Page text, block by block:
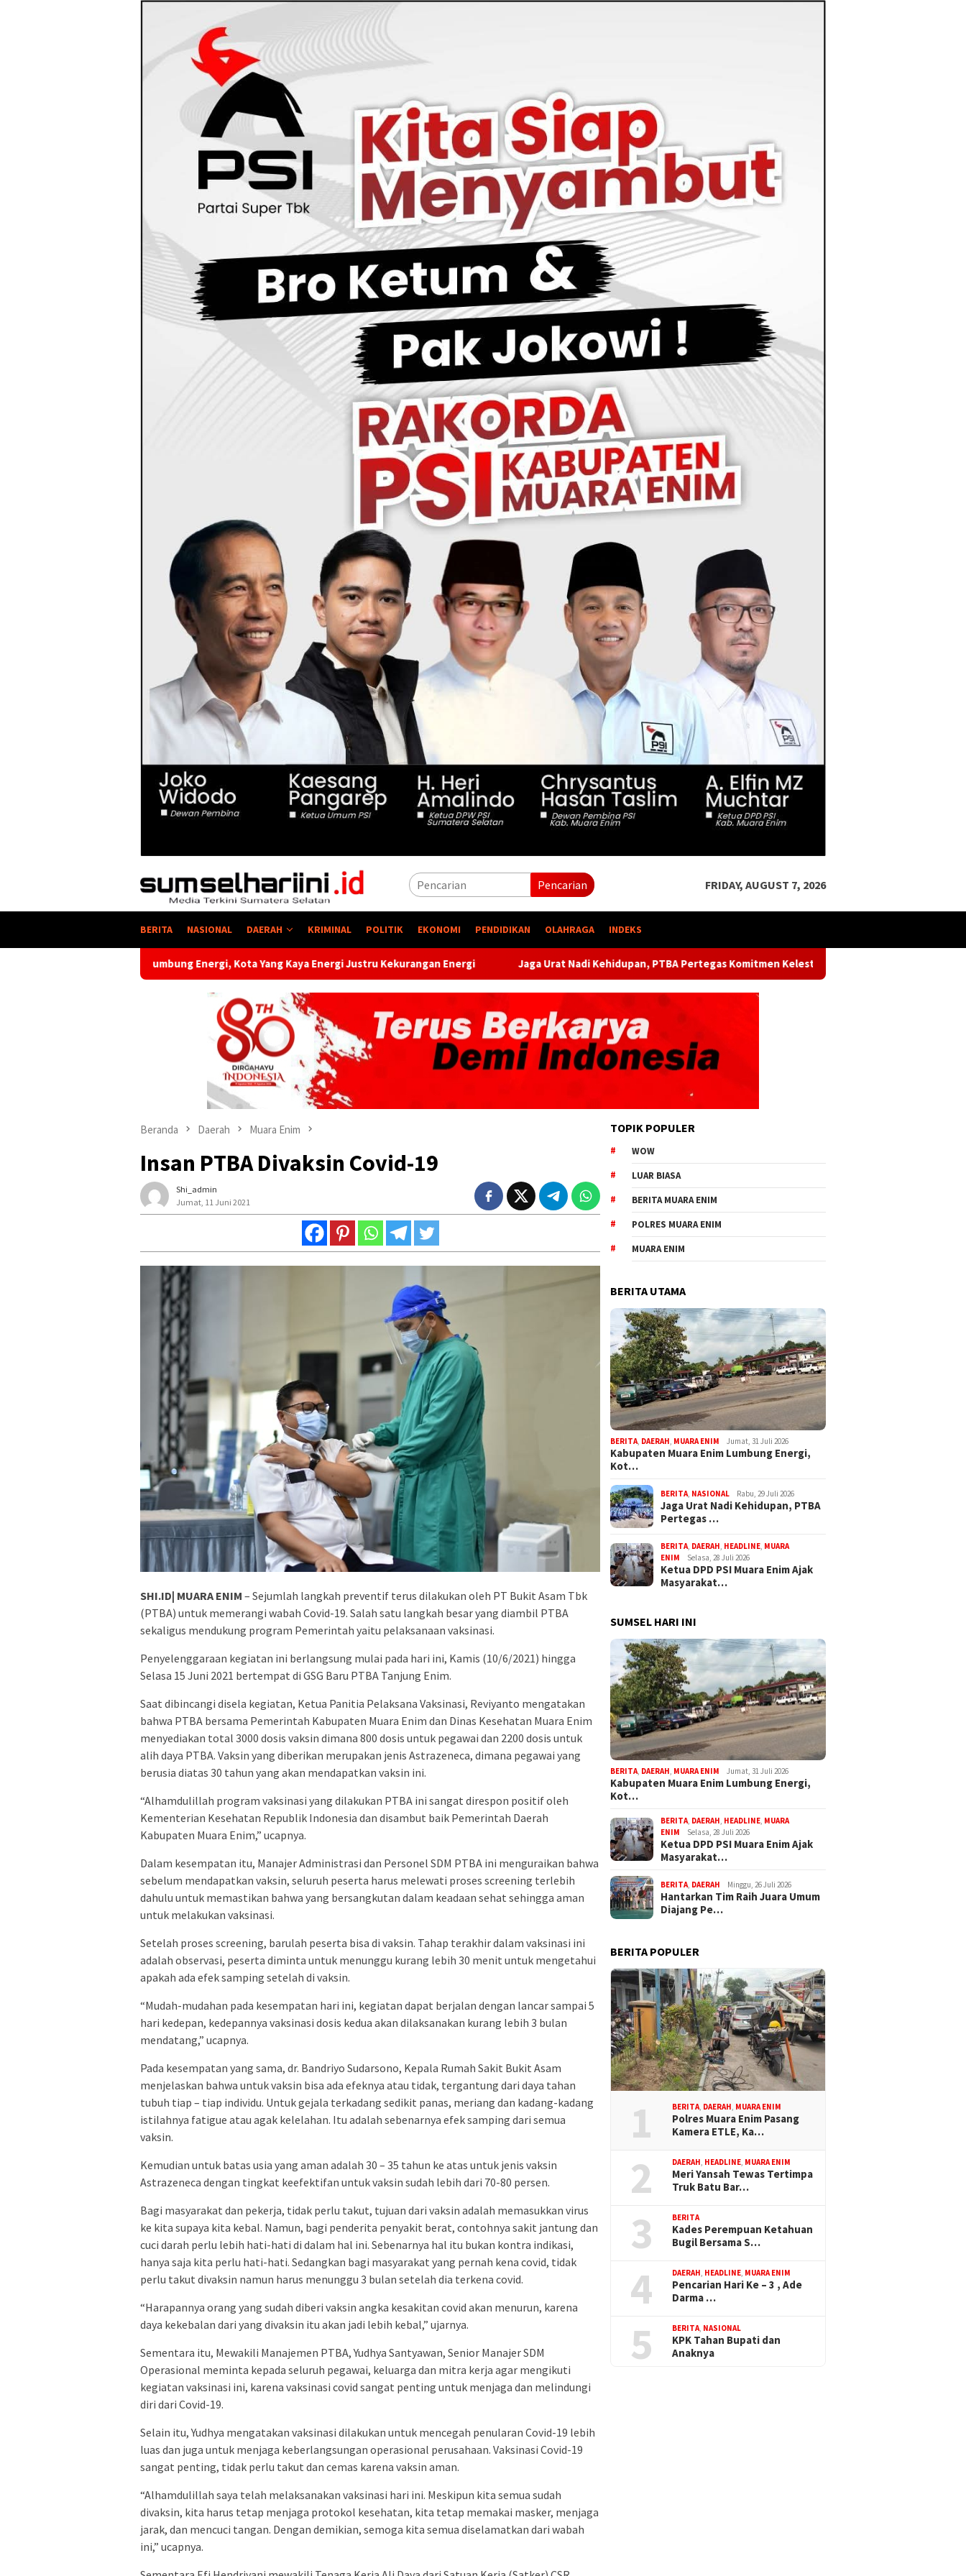
Pencarian FRIDAY, AUGUST 7, 2026
BERITA NASIONAL DAERAH KRIMINAL POLITIK EKONOMI PENDIDIKAN OLAHRAGA INDEKS
Lumbung Energi, Kota Yang Kaya Energi Justru Kekurangan Energi Jaga Urat Nadi Kehidupan, PTBA Pertegas Komitmen Kelestarian Sungai dalam Konferensi Sungai Indonesia 2026
Beranda Daerah Muara Enim
Insan PTBA Divaksin Covid-19
Shi_admin
Jumat, 11 Juni 2021
SHI.ID| MUARA ENIM – Sejumlah langkah preventif terus dilakukan oleh PT Bukit Asam Tbk
(PTBA) untuk memerangi wabah Covid-19. Salah satu langkah besar yang diambil PTBA
sekaligus mendukung program Pemerintah yaitu pelaksanaan vaksinasi.
Penyelenggaraan kegiatan ini berlangsung mulai pada hari ini, Kamis (10/6/2021) hingga
Selasa 15 Juni 2021 bertempat di GSG Baru PTBA Tanjung Enim.
Saat dibincangi disela kegiatan, Ketua Panitia Pelaksana Vaksinasi, Reviyanto mengatakan
bahwa PTBA bersama Pemerintah Kabupaten Muara Enim dan Dinas Kesehatan Muara Enim
menyediakan total 3000 dosis vaksin dimana 800 dosis untuk pegawai dan 2200 dosis untuk
alih daya PTBA. Vaksin yang diberikan merupakan jenis Astrazeneca, dimana pegawai yang
berusia diatas 30 tahun yang akan mendapatkan vaksin ini.
“Alhamdulillah program vaksinasi yang dilakukan PTBA ini sangat direspon positif oleh
Kementerian Kesehatan Republik Indonesia dan disambut baik Pemerintah Daerah
Kabupaten Muara Enim,” ucapnya.
Dalam kesempatan itu, Manajer Administrasi dan Personel SDM PTBA ini menguraikan bahwa
sebelum mendapatkan vaksin, seluruh peserta harus melewati proses screening terlebih
dahulu untuk memastikan bahwa yang bersangkutan dalam keadaan sehat sehingga aman
untuk melakukan vaksinasi.
Setelah proses screening, barulah peserta bisa di vaksin. Tahap terakhir dalam vaksinasi ini
adalah observasi, peserta diminta untuk menunggu kurang lebih 30 menit untuk mengetahui
apakah ada efek samping setelah di vaksin.
“Mudah-mudahan pada kesempatan hari ini, kegiatan dapat berjalan dengan lancar sampai 5
hari kedepan, kedepannya vaksinasi dosis kedua akan dilaksanakan kurang lebih 3 bulan
mendatang,” ucapnya.
Pada kesempatan yang sama, dr. Bandriyo Sudarsono, Kepala Rumah Sakit Bukit Asam
menjelaskan bahwa untuk vaksin bisa ada efeknya atau tidak, tergantung dari daya tahan
tubuh tiap – tiap individu. Untuk gejala terkadang sedikit panas, meriang dan kadang-kadang
istilahnya fatigue atau agak kelelahan. Itu adalah sebenarnya efek samping dari semua
vaksin.
Kemudian untuk batas usia yang aman adalah 30 – 35 tahun ke atas untuk jenis vaksin
Astrazeneca dengan tingkat keefektifan untuk vaksin sudah lebih dari 70-80 persen.
Bagi masyarakat dan pekerja, tidak perlu takut, tujuan dari vaksin adalah memasukkan virus
ke kita supaya kita kebal. Namun, bagi penderita penyakit berat, contohnya sakit jantung dan
cuci darah perlu lebih hati-hati di dalam hal ini. Sebenarnya hal itu bukan kontra indikasi,
hanya saja kita perlu hati-hati. Sedangkan bagi masyarakat yang pernah kena covid, tidak
perlu takut divaksin namun harus menunggu 3 bulan setelah dia terkena covid.
“Harapannya orang yang sudah diberi vaksin angka kesakitan covid akan menurun, karena
daya kekebalan dari yang divaksin itu akan jadi lebih kebal,” ujarnya.
Sementara itu, Mewakili Manajemen PTBA, Yudhya Santyawan, Senior Manajer SDM
Operasional meminta kepada seluruh pegawai, keluarga dan mitra kerja agar mengikuti
kegiatan vaksinasi ini, karena vaksinasi covid sangat penting untuk menjaga dan melindungi
diri dari Covid-19.
Selain itu, Yudhya mengatakan vaksinasi dilakukan untuk mencegah penularan Covid-19 lebih
luas dan juga untuk menjaga keberlangsungan operasional perusahaan. Vaksinasi Covid-19
sangat penting, tidak perlu takut dan cemas karena vaksin aman.
“Alhamdulillah saya telah melaksanakan vaksinasi hari ini. Meskipun kita semua sudah
divaksin, kita harus tetap menjaga protokol kesehatan, kita tetap memakai masker, menjaga
jarak, dan mencuci tangan. Dengan demikian, semoga kita semua diselamatkan dari wabah
ini,” ucapnya.
TOPIK POPULER
WOW
LUAR BIASA
BERITA MUARA ENIM
POLRES MUARA ENIM
MUARA ENIM
BERITA UTAMA
BERITA DAERAH MUARA ENIM Jumat, 31 Juli 2026
Kabupaten Muara Enim Lumbung Energi,
Kot…
BERITA NASIONAL Rabu, 29 Juli 2026
Jaga Urat Nadi Kehidupan, PTBA
Pertegas …
BERITA DAERAH HEADLINE MUARA
ENIM
Selasa, 28 Juli 2026
Ketua DPD PSI Muara Enim Ajak
Masyarakat…
SUMSEL HARI INI
BERITA, DAERAH, MUARA ENIM Jumat, 31 Juli 2026
Kabupaten Muara Enim Lumbung Energi,
Kot…
BERITA, DAERAH, HEADLINE, MUARA
ENIM
Selasa, 28 Juli 2026
Ketua DPD PSI Muara Enim Ajak
Masyarakat…
BERITA, DAERAH Minggu, 26 Juli 2026
Hantarkan Tim Raih Juara Umum
Diajang Pe…
BERITA POPULER
1 BERITA, DAERAH, MUARA ENIM
Polres Muara Enim Pasang
Kamera ETLE, Ka…
2 DAERAH, HEADLINE, MUARA ENIM
Meri Yansah Tewas Tertimpa
Truk Batu Bar…
3 BERITA
Kades Perempuan Ketahuan
Bugil Bersama S…
4 DAERAH, HEADLINE, MUARA ENIM
Pencarian Hari Ke – 3 , Ade
Darma …
5 BERITA, NASIONAL
KPK Tahan Bupati dan
Anaknya